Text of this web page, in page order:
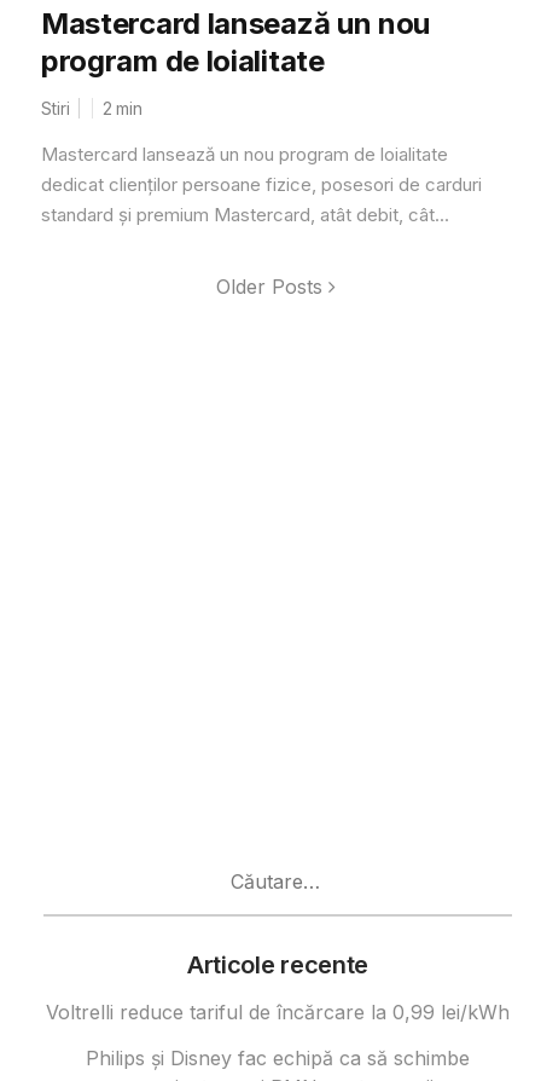
Mastercard lansează un nou
program de loialitate
Stiri 2 min
Mastercard lansează un nou program de loialitate
dedicat clienților persoane fizice, posesori de carduri
standard și premium Mastercard, atât debit, cât...
Older Posts
Articole recente
Voltrelli reduce tariful de încărcare la 0,99 lei/kWh
Philips și Disney fac echipă ca să schimbe